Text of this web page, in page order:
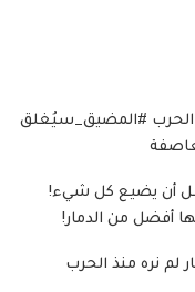
⁧‫#المضيق_سيُغلق‬⁩
قبل أن يضيع كل شيء!
أفضل من الدمار!
لم نره منذ الحرب